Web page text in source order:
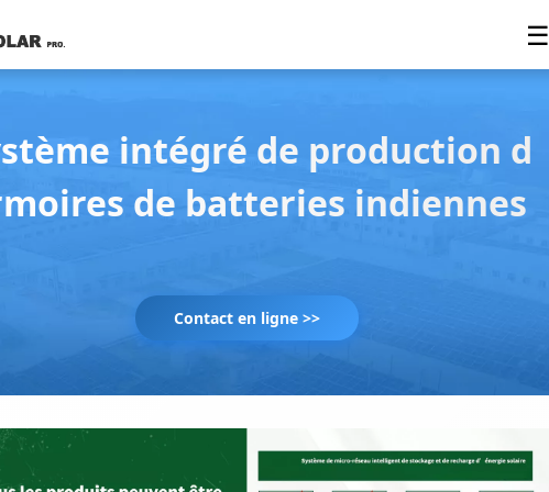
☰
intégré de production d
de batteries indiennes
Contact en ligne >>